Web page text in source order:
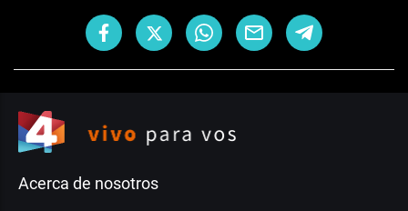
Acerca de nosotros